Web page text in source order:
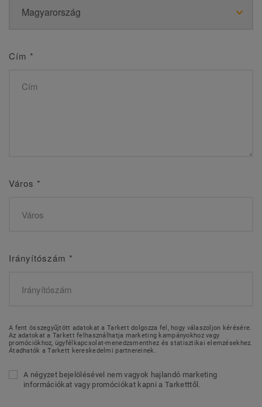
Cím *
Város *
Irányítószám *
A fent összegyűjtött adatokat a Tarkett dolgozza fel, hogy válaszoljon kérésére.
Az adatokat a Tarkett felhasználhatja marketing kampányokhoz vagy
promóciókhoz, ügyfélkapcsolat-menedzsmenthez és statisztikai elemzésekhez.
Átadhatók a Tarkett kereskedelmi partnereinek.
A négyzet bejelölésével nem vagyok hajlandó marketing
információkat vagy promóciókat kapni a Tarketttől.